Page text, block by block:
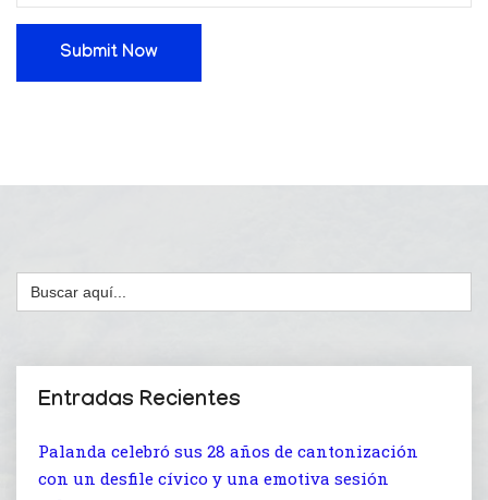
Submit Now
Buscar:
Entradas Recientes
Palanda celebró sus 28 años de cantonización
con un desfile cívico y una emotiva sesión